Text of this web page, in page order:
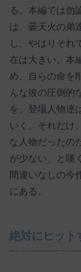
る。本編では勿
は、曇天火の弟
し、やはりそ
在は大きい。本
め、自らの命を
んな彼の圧倒的
を、登場人物達
いく。それだけ
な人物だったの
が少ない、と嘆
間違いなしの今
にある。
絶対にヒット